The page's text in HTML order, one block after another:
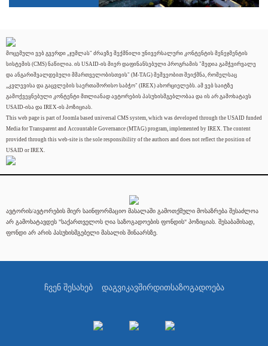
მოცემული ვებ გვერდი „ჯუმლას" ძრავზე შექმნილი უნივერსალური კონტენტის მენეჯმენტის
სისტემის (CMS) ნაწილია. ის USAID-ის მიერ დაფინანსებული პროგრამის "მედია გამჭვირვალე
და ანგარიშვალდებული მმართველობისთვის" (M-TAG) მეშვეობით შეიქმნა, რომელსაც
„კვლევისა და გაცვლების საერთაშორისო საბჭო" (IREX) ახორციელებს. ამ ვებ საიტზე
გამოქვეყნებული კონტენტი მთლიანად ავტორების პასუხისმგებლობაა და ის არ გამოხატავს
USAID-ისა და IREX-ის პოზიციას.
This web page is part of Joomla based universal CMS system, which was developed through the USAID funded
Media for Transparent and Accountable Governance (MTAG) program, implemented by IREX. The content
provided through this web-site is the sole responsibility of the authors and does not reflect the position of
USAID or IREX.
ავტორის/ავტორების მიერ საინფორმაციო მასალაში გამოთქმული მოსაზრება შესაძლოა
არ გამოხატავდეს "საქართველოს ღია საზოგადოების ფონდის" პოზიციას. შესაბამისად,
ფონდი არ არის პასუხისმგებელი მასალის შინაარსზე.
ჩვენ შესახებ დაგვიკავშირდითსაზოგადოება